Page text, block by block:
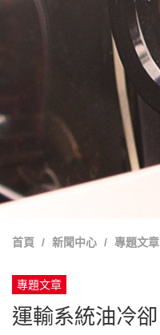
首頁 新聞中心 專題文章
專題文章
運輸系統油冷卻